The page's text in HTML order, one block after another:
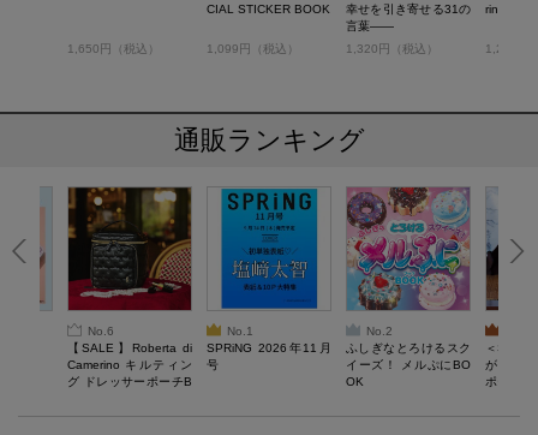
1,650円（税込）
CIAL STICKER BOOK
1,099円（税込）
幸せを引き寄せる31の
言葉――
1,320円（税込）
ring Book
1,298円
通販ランキング
No.6
【SALE】Roberta di
Camerino キルティン
グ ドレッサーポーチB
No.1
SPRiNG 2026年11月
号
No.2
ふしぎなとろけるスク
イーズ！ メルぷにBO
OK
＜SALE
がある
ポーチ